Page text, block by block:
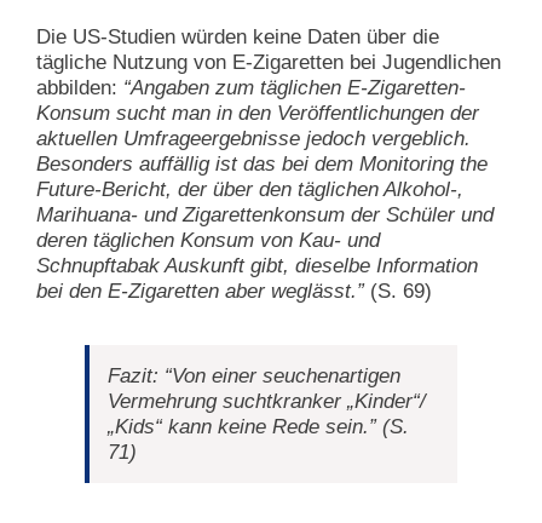
Die US-Studien würden keine Daten über die
tägliche Nutzung von E-Zigaretten bei Jugendlichen
abbilden: “Angaben zum täglichen E-Zigaretten-
Konsum sucht man in den Veröffentlichungen der
aktuellen Umfrageergebnisse jedoch vergeblich.
Besonders auffällig ist das bei dem Monitoring the
Future-Bericht, der über den täglichen Alkohol-,
Marihuana- und Zigarettenkonsum der Schüler und
deren täglichen Konsum von Kau- und
Schnupftabak Auskunft gibt, dieselbe Information
bei den E-Zigaretten aber weglässt.”(S. 69)
Fazit: “Von einer seuchenartigen
Vermehrung suchtkranker „Kinder“/
„Kids“ kann keine Rede sein.”(S.
71)